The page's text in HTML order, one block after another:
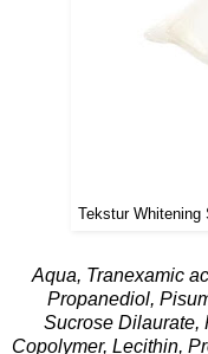
Tekstur Whitening
Aqua, Tranexamic
Propanediol,
Sucrose Dilaurate,
Copolymer, Lecithin,